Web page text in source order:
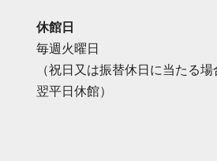
休館日
毎週火曜日
（祝日又は振替休日に当たる場
翌平日休館）